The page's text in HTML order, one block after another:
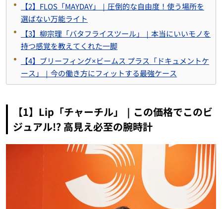
【2】FLOS「MAYDAY」｜圧倒的な自由度！使う場所を
選ばない万能ライト
【3】柳宗理「バタフライスツール」｜本当にいいモノを
持つ感覚を教えてくれた一脚
【4】ブリーフィング×ビームス プラス「ドキュメントケ
ース」｜今の働き方にフィットする最強ケース
【1】Lip「チャーチル」｜この価格でこのビ
ジュアル!? 高見え必至の腕時計